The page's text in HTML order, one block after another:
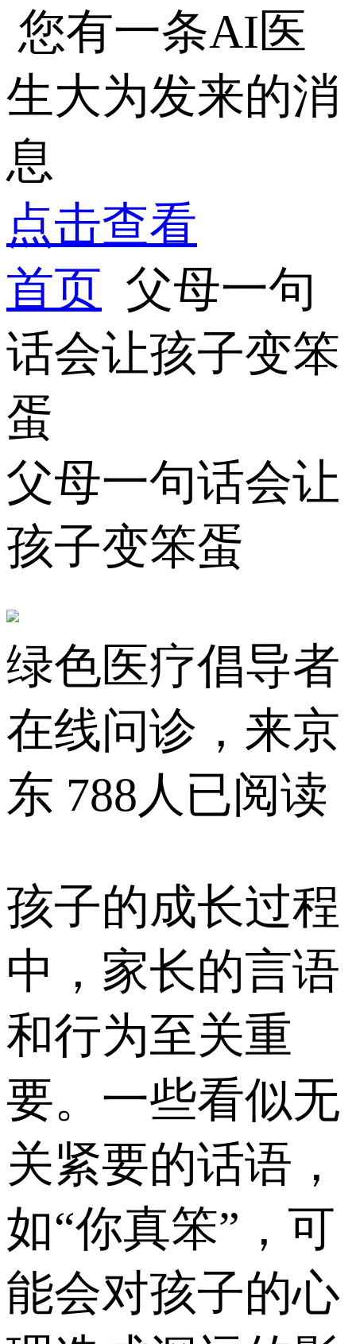
您有一条AI医
生大为发来的消
息
点击查看
首页 父母一句
话会让孩子变笨
蛋
父母一句话会让
孩子变笨蛋
绿色医疗倡导者
在线问诊，来京
东 788人已阅读
孩子的成长过程
中，家长的言语
和行为至关重
要。一些看似无
关紧要的话语，
如“你真笨”，可
能会对孩子的心